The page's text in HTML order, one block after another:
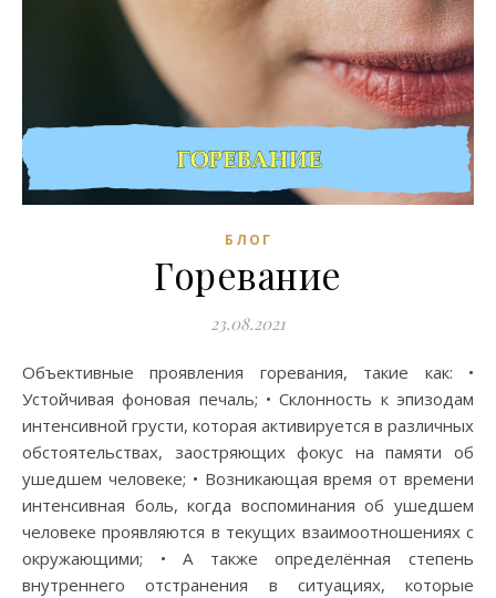
БЛОГ
Горевание
23.08.2021
Объективные проявления горевания, такие как: •
Устойчивая фоновая печаль; • Склонность к эпизодам
интенсивной грусти, которая активируется в различных
обстоятельствах, заостряющих фокус на памяти об
ушедшем человеке; • Возникающая время от времени
интенсивная боль, когда воспоминания об ушедшем
человеке проявляются в текущих взаимоотношениях с
окружающими; • А также определённая степень
внутреннего отстранения в ситуациях, которые